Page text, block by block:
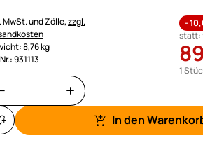
MwSt. und Zölle,zzgl.
8,76 kg
931113
-
statt:
89
1
In den